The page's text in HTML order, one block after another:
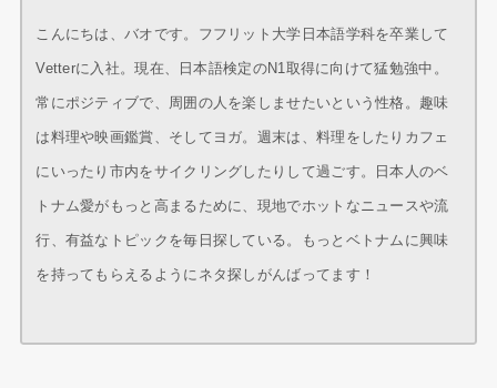
こんにちは、バオです。フフリット大学日本語学科を卒業して
Vetterに入社。現在、日本語検定のN1取得に向けて猛勉強中。
常にポジティブで、周囲の人を楽しませたいという性格。趣味
は料理や映画鑑賞、そしてヨガ。週末は、料理をしたりカフェ
にいったり市内をサイクリングしたりして過ごす。日本人のベ
トナム愛がもっと高まるために、現地でホットなニュースや流
行、有益なトピックを毎日探している。もっとベトナムに興味
を持ってもらえるようにネタ探しがんばってます！